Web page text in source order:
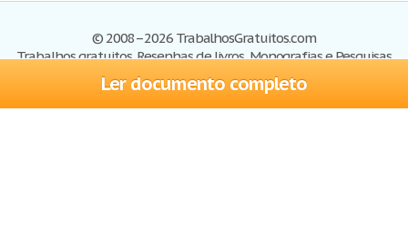
Ler documento completo
© 2008–2026 TrabalhosGratuitos.com
Trabalhos gratuitos, Resenhas de livros, Monografias e Pesquisas